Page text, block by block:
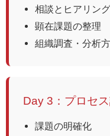
相談とヒアリング
顕在課題の整理
組織調査・分析
Day 3：プロセ
課題の明確化